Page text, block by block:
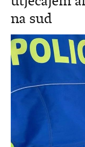
na sud